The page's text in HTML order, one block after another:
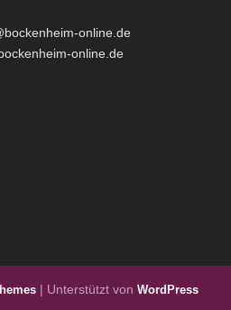
online.de
online.de
| Unterstützt von WordPress